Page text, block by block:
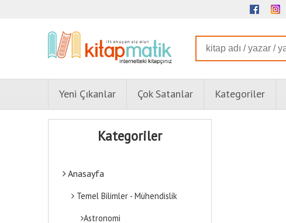
Yeni Çıkanlar Çok Satanlar Kategoriler
Kategoriler
Anasayfa
Temel Bilimler - Mühendislik
Astronomi